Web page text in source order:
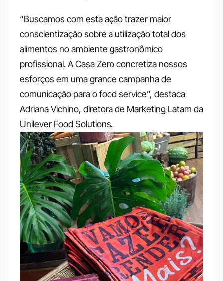
“Buscamos com esta ação trazer maior
conscientização sobre a utilização total dos
alimentos no ambiente gastronômico
profissional. A Casa Zero concretiza nossos
esforços em uma grande campanha de
comunicação para o food service”, destaca
Adriana Vichino, diretora de Marketing Latam da
Unilever Food Solutions.